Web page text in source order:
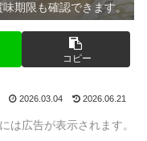
期限も確認できます。
コピー
2026.03.04 2026.06.21
は広告が表示されます。